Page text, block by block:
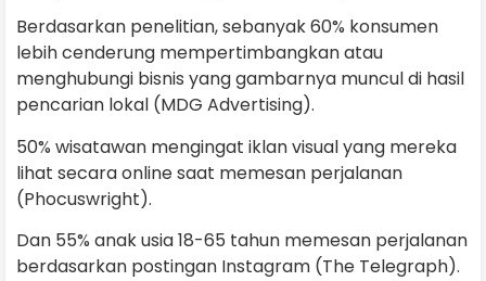
Berdasarkan penelitian, sebanyak 60% konsumen
lebih cenderung mempertimbangkan atau
menghubungi bisnis yang gambarnya muncul di hasil
pencarian lokal (MDG Advertising).
50% wisatawan mengingat iklan visual yang mereka
lihat secara online saat memesan perjalanan
(Phocuswright).
Dan 55% anak usia 18-65 tahun memesan perjalanan
berdasarkan postingan Instagram (The Telegraph).